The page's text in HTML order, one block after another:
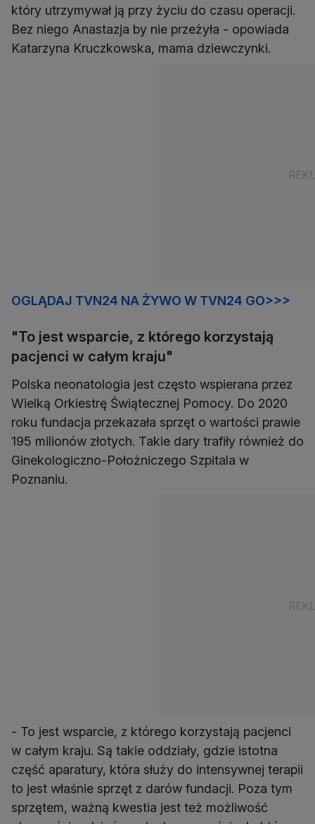
który utrzymywał ją przy życiu do czasu operacji.
Bez niego Anastazja by nie przeżyła - opowiada
Katarzyna Kruczkowska, mama dziewczynki.
OGLĄDAJ TVN24 NA ŻYWO W TVN24 GO>>>
"To jest wsparcie, z którego korzystają
pacjenci w całym kraju"
Polska neonatologia jest często wspierana przez
Wielką Orkiestrę Świątecznej Pomocy. Do 2020
roku fundacja przekazała sprzęt o wartości prawie
195 milionów złotych. Takie dary trafiły również do
Ginekologiczno-Położniczego Szpitala w
Poznaniu.
- To jest wsparcie, z którego korzystają pacjenci
w całym kraju. Są takie oddziały, gdzie istotna
część aparatury, która służy do intensywnej terapii
to jest właśnie sprzęt z darów fundacji. Poza tym
sprzętem, ważną kwestia jest też możliwość